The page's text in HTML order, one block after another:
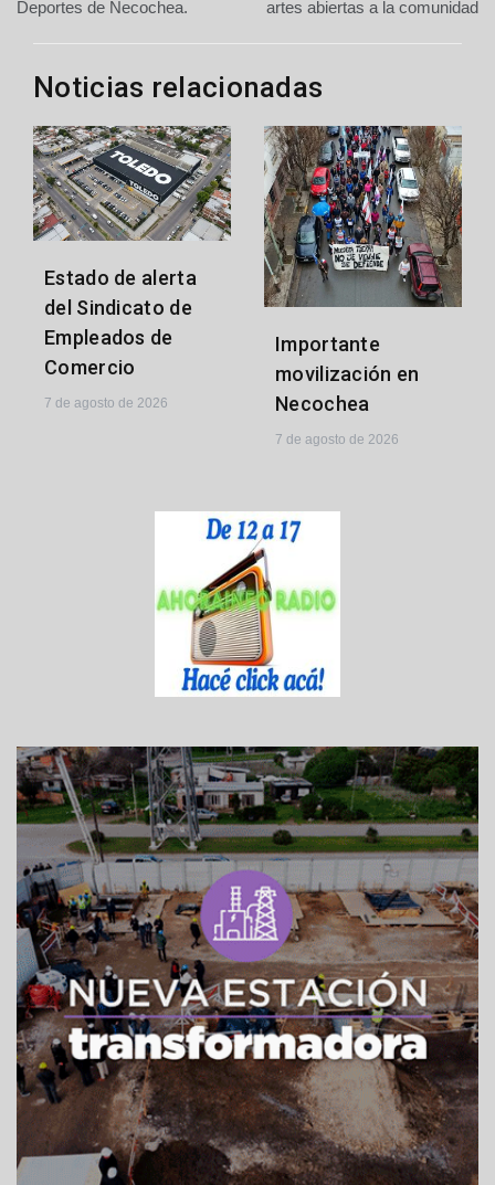
Deportes de Necochea. artes abiertas a la comunidad
Noticias relacionadas
Estado de alerta
del Sindicato de
Empleados de
Comercio
7 de agosto de 2026
Importante
movilización en
Necochea
7 de agosto de 2026